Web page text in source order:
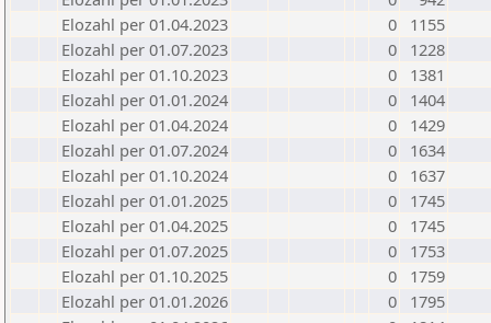
Elozahl per 01.04.2023
0
1155
Elozahl per 01.07.2023
0
1228
Elozahl per 01.10.2023
0
1381
Elozahl per 01.01.2024
0
1404
Elozahl per 01.04.2024
0
1429
Elozahl per 01.07.2024
0
1634
Elozahl per 01.10.2024
0
1637
Elozahl per 01.01.2025
0
1745
Elozahl per 01.04.2025
0
1745
Elozahl per 01.07.2025
0
1753
Elozahl per 01.10.2025
0
1759
Elozahl per 01.01.2026
0
1795